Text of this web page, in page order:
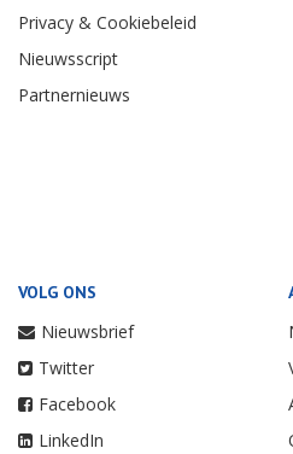
Privacy & Cookiebeleid
Nieuwsscript
Partnernieuws
VOLG ONS
Nieuwsbrief
Twitter
Facebook
LinkedIn